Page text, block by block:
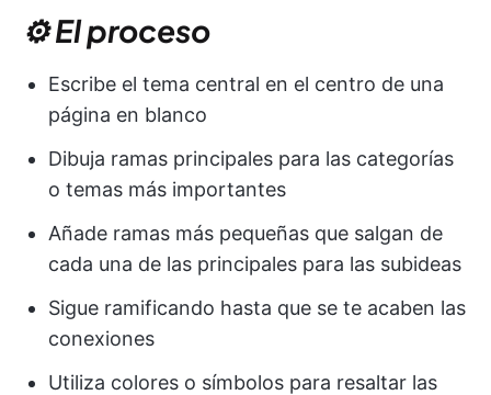
⚙️ El proceso
Escribe el tema central en el centro de una
página en blanco
Dibuja ramas principales para las categorías
o temas más importantes
Añade ramas más pequeñas que salgan de
cada una de las principales para las subideas
Sigue ramificando hasta que se te acaben las
conexiones
Utiliza colores o símbolos para resaltar las